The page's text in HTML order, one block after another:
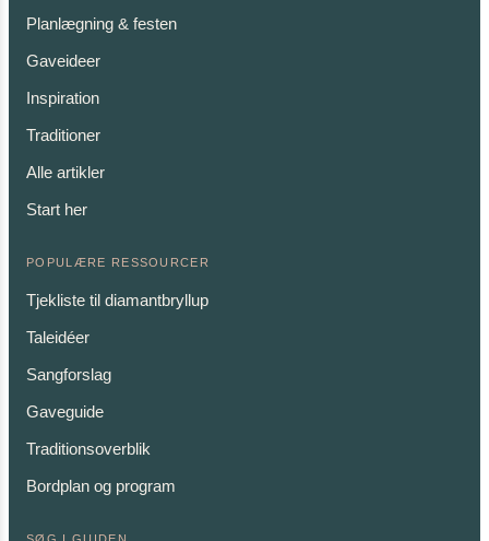
Planlægning & festen
Gaveideer
Inspiration
Traditioner
Alle artikler
Start her
POPULÆRE RESSOURCER
Tjekliste til diamantbryllup
Taleidéer
Sangforslag
Gaveguide
Traditionsoverblik
Bordplan og program